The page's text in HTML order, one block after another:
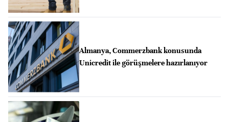
Almanya, Commerzbank konusunda
Unicredit ile görüşmelere hazırlanıyor